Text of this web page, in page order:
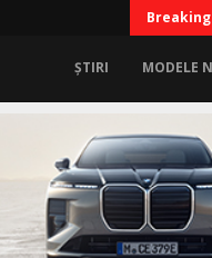
ȘTIRI MODELE